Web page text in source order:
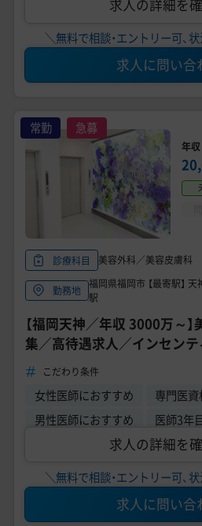
求人の詳細を
＼無料で相談・エントリー可、
求人に問い合
常勤 急募
年収
診療科目 美容外科／美容皮膚科
勤務地
福岡県福岡市 【最寄駅】
駅
【福岡天神／年収 3000万～
集／高待遇求人／インセン
験・転科歓迎／充実の研修制
外科 福岡天神院》
こだわり条件
女性医師におすすめ 専門医
男性医師におすすめ
医師3年
求人の詳細を
＼無料で相談・エントリー可、
求人に問い合